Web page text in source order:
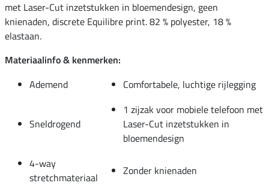
met Laser-Cut inzetstukken in bloemendesign, geen
knienaden, discrete Equilibre print. 82 % polyester, 18 %
elastaan.
Materiaalinfo & kenmerken:
Ademend
Comfortabele, luchtige rijlegging
Sneldrogend
1 zijzak voor mobiele telefoon met
Laser-Cut inzetstukken in
bloemendesign
4-way
stretchmateriaal
Zonder knienaden